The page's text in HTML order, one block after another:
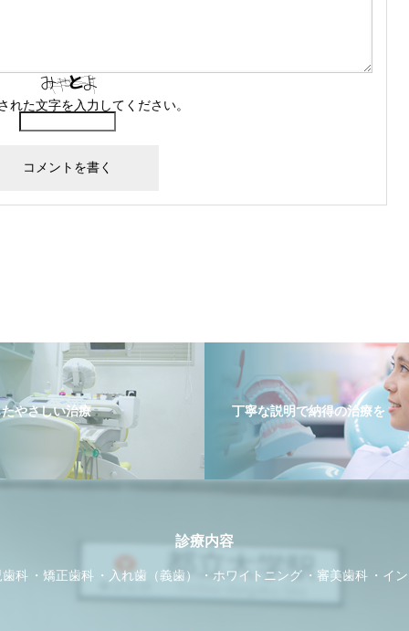
れた文字を入力してください。
やさしい治療 丁寧な説明で納得の治療を
診療内容
歯科 矯正歯科 入れ歯（義歯） ホワイトニング 審美歯科 イ